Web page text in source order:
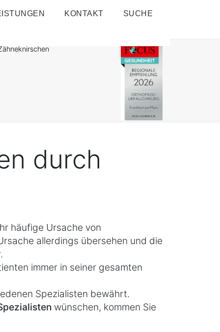
KONTAKT SUCHE
durch
häufige Ursache von
allerdings übersehen und die
immer in seiner gesamten
Spezialisten bewährt.
wünschen, kommen Sie